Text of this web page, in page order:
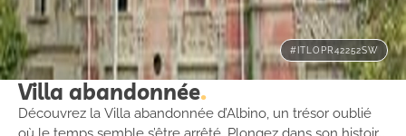
#ITLOPR42252SW
Villa abandonnée
Découvrez la Villa abandonnée d’Albino, un trésor oublié